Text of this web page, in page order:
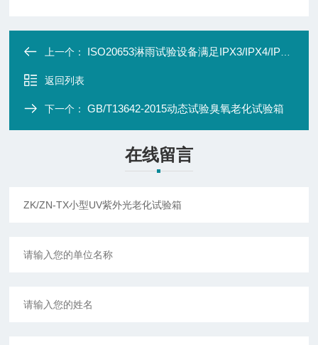
上一个： ISO20653淋雨试验设备满足IPX3/IPX4/IPX4K
返回列表
下一个：GB/T13642-2015动态试验臭氧老化试验箱
在线留言